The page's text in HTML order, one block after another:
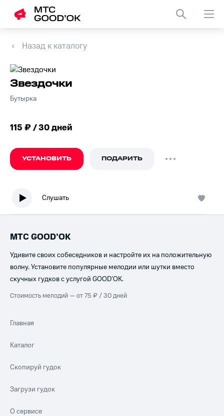
Назад к каталогу
Звездочки
Бутырка
115 ₽ / 30 дней
УСТАНОВИТЬ ПОДАРИТЬ
Слушать
МТС GOOD’OK
Удивите своих собеседников и настройте их на положительную
волну. Установите популярные мелодии или шутки вместо
скучных гудков с услугой GOOD’OK.
Стоимость мелодий — от 75 ₽ / 30 дней
Главная
Каталог
Скопируй гудок
Загрузи гудок
О сервисе